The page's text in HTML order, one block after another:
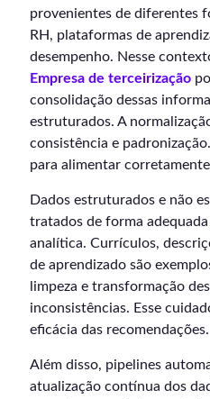
provenientes de diferentes
RH, plataformas de
desempenho. Nesse
Empresa de terceirização
consolidação dessas
estruturados. A
consistência e
para alimentar
Dados estruturados e não
tratados de forma
analítica. Currículos,
de aprendizado são
limpeza e transformação
inconsistências. Esse
eficácia das recomendações.
Além disso, pipelines
atualização contínua dos